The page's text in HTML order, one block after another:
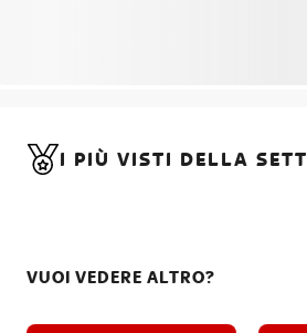
I PIÙ VISTI DELLA
VUOI VEDERE ALTRO?